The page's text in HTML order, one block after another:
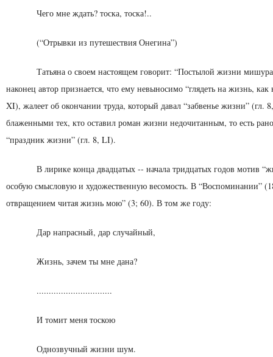
Чего мне ждать? тоска, тоска!..
(“Отрывки из путешествия Онегина”)
Татьяна о своем настоящем говорит: “Постылой жизни
наконец автор признается, что ему невыносимо “глядеть на жизнь, как
XI), жалеет об окончании труда, который давал “забвенье жиз­ни” (гл.
блаженными тех, кто оставил ро­ман жизни недочитанным, то есть
“праздник жизни” (гл. 8, LI).
В лирике конца двадцатых -- начала тридцатых годов мо­тив
особую смысловую и художест­венную весомость. В “Воспоминании”
отвраще­нием читая жизнь мою” (3; 60). В том же году:
Дар напрасный, дар случайный,
Жизнь, зачем ты мне дана?
...............................
И томит меня тоскою
Однозвучный жизни шум.